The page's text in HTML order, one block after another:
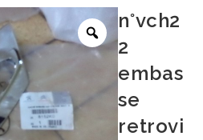
n°vch2
2
embas
se
retrovi